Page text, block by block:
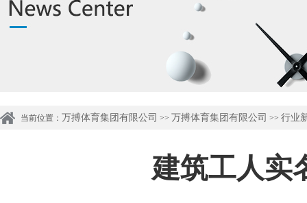
当前位置： 万搏体育集团有限公司 >> 万搏体育集团有限公司 >> 行业
建筑工人实